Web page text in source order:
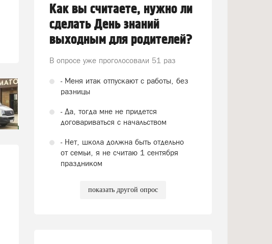
Как вы считаете, нужно ли
сделать День знаний
выходным для родителей?
В опросе уже проголосовали 51 раз
- Меня итак отпускают с работы, без
разницы
- Да, тогда мне не придется
договариваться с начальством
- Нет, школа должна быть отдельно
от семьи, я не считаю 1 сентября
праздником
показать другой опрос